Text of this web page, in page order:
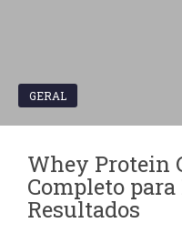
GERAL
Whey Protein
Completo
Resultados